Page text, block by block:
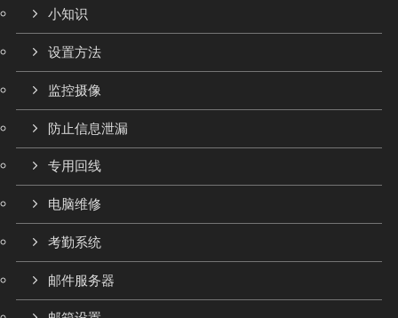
小知识
设置方法
监控摄像
防止信息泄漏
专用回线
电脑维修
考勤系统
邮件服务器